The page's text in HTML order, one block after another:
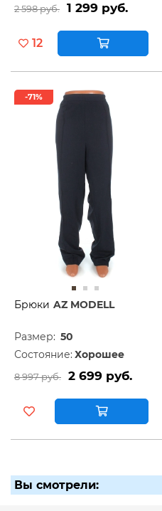
2 598 руб. 1 299 руб.
12
-71%
Брюки AZ MODELL
Размер: 50
Состояние: Хорошее
8 997 руб. 2 699 руб.
Вы смотрели: